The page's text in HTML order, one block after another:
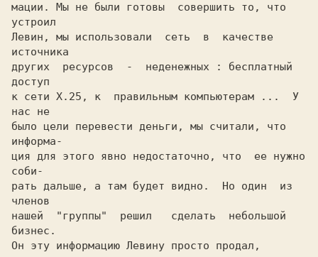
мации. Мы не были готовы  совершить то, что
устроил
Левин, мы использовали  сеть  в  качестве
источника
других  ресурсов  -  неденежных : бесплатный
доступ
к сети X.25, к  правильным компьютерам ...  У
нас не
было цели перевести деньги, мы считали, что
информа-
ция для этого явно недостаточно, что  ее нужно
соби-
рать дальше, а там будет видно.  Но один  из
членов
нашей  "группы"  решил   сделать  небольшой
бизнес.
Он эту информацию Левину просто продал,